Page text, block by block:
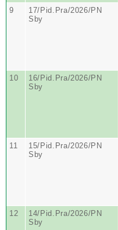
9
17/Pid.Pra/2026/PN
Sby
10
16/Pid.Pra/2026/PN
Sby
11
15/Pid.Pra/2026/PN
Sby
12
14/Pid.Pra/2026/PN
Sby